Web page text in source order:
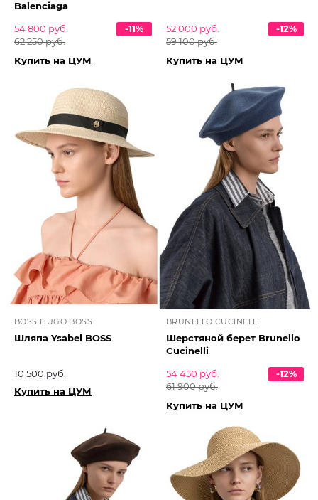
Balenciaga
54 800 руб.
62 250 руб.
-11%
Купить на ЦУМ
52 000 руб.
59 100 руб.
-12%
Купить на ЦУМ
BOSS HUGO BOSS
Шляпа Ysabel BOSS
10 500 руб.
Купить на ЦУМ
BRUNELLO CUCINELLI
Шерстяной берет Brunello
Cucinelli
54 450 руб.
61 900 руб.
-12%
Купить на ЦУМ